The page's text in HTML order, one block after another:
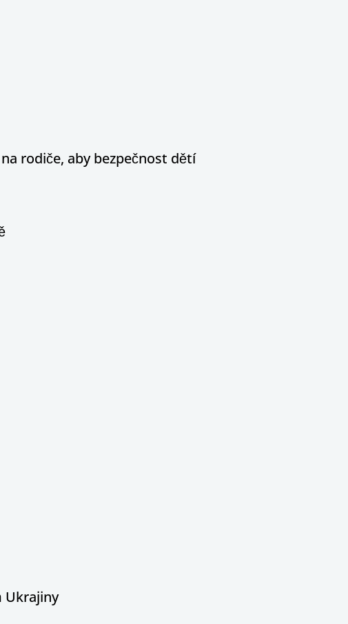
rodiče, aby bezpečnost dětí
Ukrajiny